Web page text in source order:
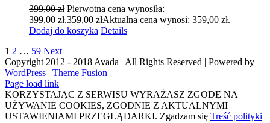
399,00zł Pierwotna cena wynosiła:
399,00 zł.359,00 złAktualna cena wynosi: 359,00 zł.
Dodaj do koszyka Details
1 2 … 59 Next
Copyright 2012 - 2018 Avada | All Rights Reserved | Powered by
WordPress | Theme Fusion
Page load link
KORZYSTAJĄC Z SERWISU WYRAŻASZ ZGODĘ NA
UŻYWANIE COOKIES, ZGODNIE Z AKTUALNYMI
USTAWIENIAMI PRZEGLĄDARKI. Zgadzam się Treść polityki